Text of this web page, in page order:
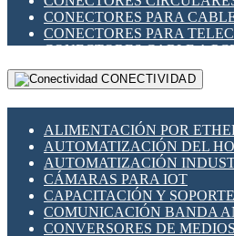
PLC -CONTROLADORES
PROGRAMADORES DE
RELÉS DE PROTECCIÓN
SENSORES CAPACITIVOS
SENSORES INDUCTIVOS
TEMPORIZADORES
VARIACS
VARIADORES DE
SECCIONADORES -
MAQUINARIA
CONECTORES PARA
CONECTORES PARA
CONECTORES CABLE A
CONECTORES PCB A CABLE
DIP SWITCHES
HERRAMIENTAS VARIAS
ILUMINACIÓN LED
INTERRUPTORES REED
INTERFACES DE RELÉ
OTROS RELÉS
PROTECCIÓN TÉRMICA
RELÉS AUTOMOTRICES
CONECTIVIDAD
ALIMENTACIÓN POR
AUTOMATIZACIÓN DEL
AUTOMATIZACIÓN
CÁMARAS PARA IOT
CAPACITACIÓN Y SOPORTE
COMUNICACIÓN BANDA
CONVERSORES DE MEDIOS